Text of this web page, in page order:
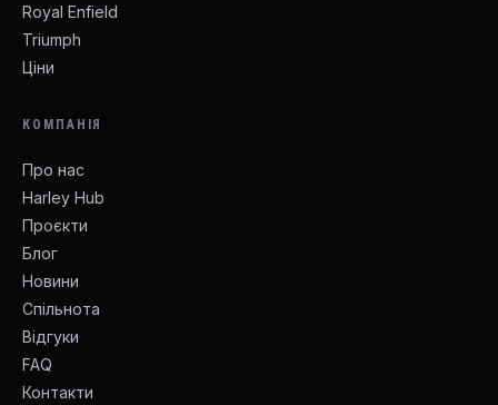
Royal Enfield
Triumph
Ціни
КОМПАНІЯ
Про нас
Harley Hub
Проєкти
Блог
Новини
Спільнота
Відгуки
FAQ
Контакти